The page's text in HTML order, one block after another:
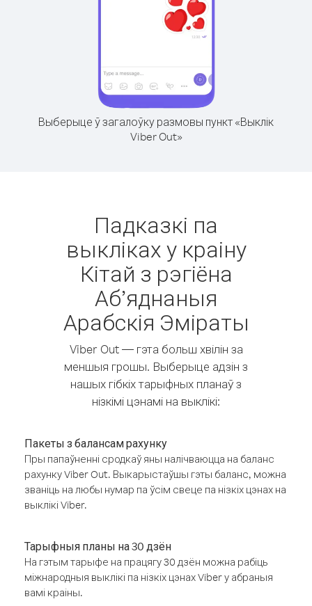
Выберыце ў загалоўку размовы пункт «Выклік
Viber Out»
Падказкі па
выкліках у краіну
Кітай з рэгіёна
Аб’яднаныя
Арабскія Эміраты
Viber Out — гэта больш хвілін за
меншыя грошы. Выберыце адзін з
нашых гібкіх тарыфных планаў з
нізкімі цэнамі на выклікі:
Пакеты з балансам рахунку
Пры папаўненні сродкаў яны налічваюцца на баланс
рахунку Viber Out. Выкарыстаўшы гэты баланс, можна
званіць на любы нумар па ўсім свеце па нізкіх цэнах на
выклікі Viber.
Тарыфныя планы на 30 дзён
На гэтым тарыфе на працягу 30 дзён можна рабіць
міжнародныя выклікі па нізкіх цэнах Viber у абраныя
вамі краіны.